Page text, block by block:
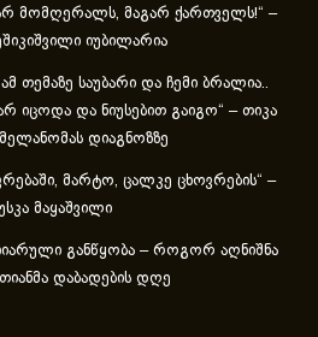
მომღერალს, მაგარ ქართველს!“ –
იუბილარია
საუბარი და ჩემი ბრალია..
იცოდა და ნიუსებით გაიგო“ – თიკა
დიაგნოზზე
მარ­ტო, ცალ­კე ცხოვ­რე­ბის“ –
მაყაშვილი
განწყობა – როგორ აღნიშნა
დაბადების დღე